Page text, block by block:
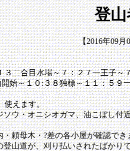
登山
【2016年09
二合目水場～７：２７一王子～
始～１０:３８独標～１１：５
使えます。
・オニシオガマ、油こぼし付
頼母木・?差の各小屋が確認でき
山道が、刈り払いされたばかり